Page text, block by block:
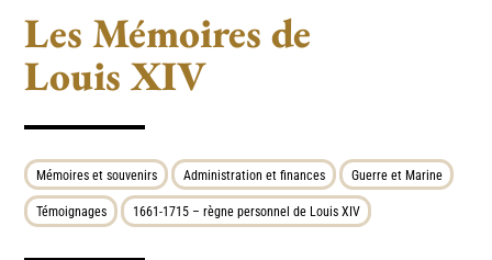
Les Mémoires de
Louis XIV
Mémoires et souvenirs Administration et finances Guerre et Marine
Témoignages 1661-1715 – règne personnel de Louis XIV